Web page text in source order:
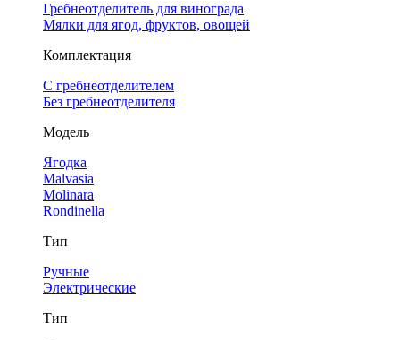
Гребнеотделитель для винограда
Мялки для ягод, фруктов, овощей
Комплектация
С гребнеотделителем
Без гребнеотделителя
Модель
Ягодка
Malvasia
Molinara
Rondinella
Тип
Ручные
Электрические
Тип